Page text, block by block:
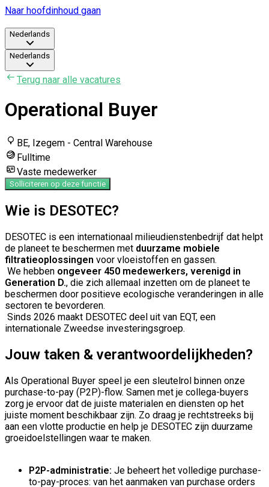
Naar hoofdinhoud gaan
Nederlands
Nederlands
Terug naar alle vacatures
Operational Buyer
BE, Izegem - Central Warehouse
Fulltime
Vaste medewerker
Solliciteren op deze functie
Wie is DESOTEC?
DESOTEC is een internationaal milieudienstenbedrijf dat helpt
de planeet te beschermen met duurzame mobiele
filtratieoplossingen voor vloeistoffen en gassen.
We hebben ongeveer 450 medewerkers, verenigd in
Generation D., die zich allemaal inzetten om de planeet te
beschermen door positieve ecologische veranderingen in alle
sectoren te bevorderen.
Sinds 2026 maakt DESOTEC deel uit van EQT, een
internationale Zweedse investeringsgroep.
Jouw taken & verantwoordelijkheden?
Als Operational Buyer speel je een sleutelrol binnen onze
purchase-to-pay (P2P)-flow. Samen met je collega-buyers
zorg je ervoor dat de juiste materialen en diensten op het
juiste moment beschikbaar zijn. Zo draag je rechtstreeks bij
aan een vlotte productie en help je DESOTEC zijn duurzame
groeidoelstellingen waar te maken.
P2P-administratie: Je beheert het volledige purchase-
to-pay-proces: van het aanmaken van purchase orders